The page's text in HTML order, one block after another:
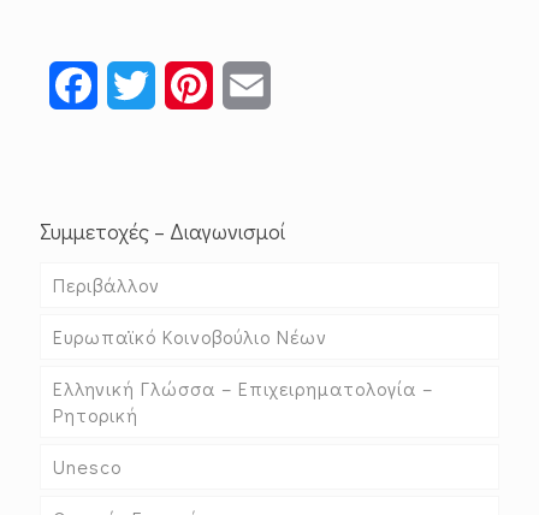
FacebookTwitter Pinterest
Συμμετοχές – Διαγωνισμοί
Περιβάλλον
Ευρωπαϊκό Κοινοβούλιο Νέων
Ελληνική Γλώσσα – Επιχειρηματολογία –
Ρητορική
Unesco